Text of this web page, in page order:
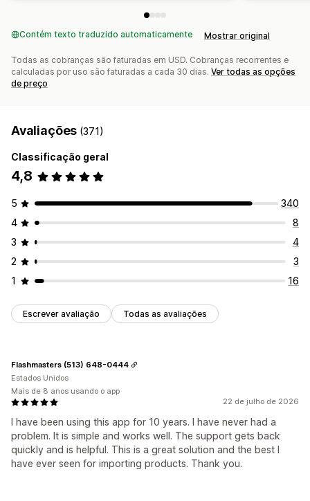
Contém texto traduzido automaticamente Mostrar original
Todas as cobranças são faturadas em USD. Cobranças recorrentes e
calculadas por uso são faturadas a cada 30 dias. Ver todas as opções
de preço
Avaliações (371)
Classificação geral
4,8
5
340
4
8
3
4
2
3
1
16
Escrever avaliação Todas as avaliações
22 de julho de 2026
I have been using this app for 10 years. I have never had a
problem. It is simple and works well. The support gets back
quickly and is helpful. This is a great solution and the best I
have ever seen for importing products. Thank you.
Flashmasters (513) 648-0444
Estados Unidos
Mais de 8 anos usando o app